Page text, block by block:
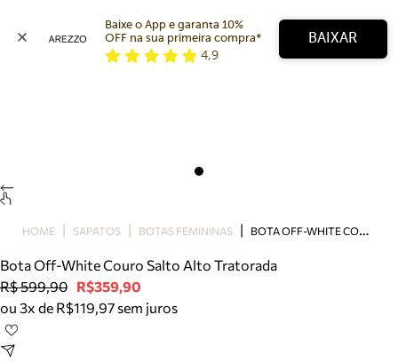
Bolsa
Tamanco
Tênis
Mule
Baixe o App e garanta 10%
OFF na sua primeira compra*
4,9
BAIXAR
HOME SAPATOS BOTAS FEMININAS B
OTA OFF-WHITE COURO SALTO ALTO TRATORADA
Bota Off-White Couro Salto Alto Tratorada
R$ 599,90 R$359,90
ou 3x de R$119,97 sem juros